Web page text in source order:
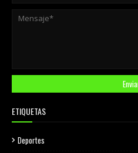
ETIQUETAS
Deportes